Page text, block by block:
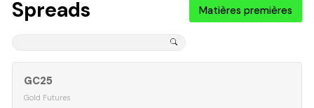
Spreads Matières premières
GC25
Gold Futures